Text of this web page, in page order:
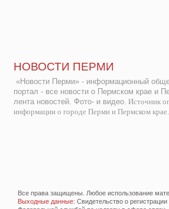
НОВОСТИ ПЕРМИ
«Новости Перми» - информационный
портал - все новости о Пермском крае и
лента новостей. Фото- и видео. Источник
информации о городе Перми и Пермском крае.
Все права защищены. Любое использование
Выходные данные: Свидетельство о